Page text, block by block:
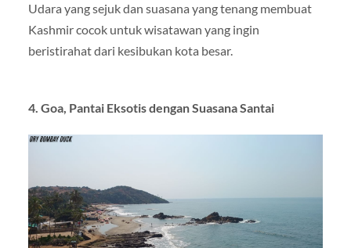
Udara yang sejuk dan suasana yang tenang membuat
Kashmir cocok untuk wisatawan yang ingin
beristirahat dari kesibukan kota besar.
4. Goa, Pantai Eksotis dengan Suasana Santai